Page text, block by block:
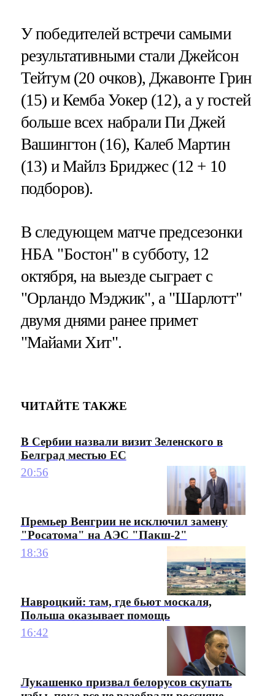
У победителей встречи самыми
результативными стали Джейсон
Тейтум (20 очков), Джавонте Грин
(15) и Кемба Уокер (12), а у гостей
больше всех набрали Пи Джей
Вашингтон (16), Калеб Мартин
(13) и Майлз Бриджес (12 + 10
подборов).
В следующем матче предсезонки
НБА "Бостон" в субботу, 12
октября, на выезде сыграет с
"Орландо Мэджик", а "Шарлотт"
двумя днями ранее примет
"Майами Хит".
ЧИТАЙТЕ ТАКЖЕ
В Сербии назвали визит Зеленского в
Белград местью ЕС
20:56
Премьер Венгрии не исключил замену
"Росатома" на АЭС "Пакш-2"
18:36
Навроцкий: там, где бьют москаля,
Польша оказывает помощь
16:42
Лукашенко призвал белорусов скупать